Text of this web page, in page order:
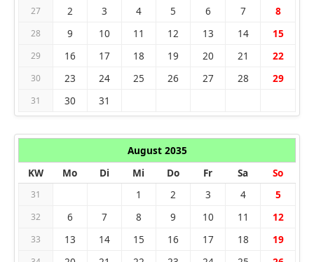
27 2 3 4 5 6 7 8
28 9 10 11 12 13 14 15
29 16 17 18 19 20 21 22
30 23 24 25 26 27 28 29
31 30 31
August 2035
KW
Mo Di Mi Do Fr Sa So
31 1 2 3 4 5
32 6 7 8 9 10 11 12
33 13 14 15 16 17 18 19